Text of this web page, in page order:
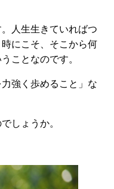
人生生きていればつ
にこそ、そこから何
ことなのです。
強く歩めること」な
しょうか。